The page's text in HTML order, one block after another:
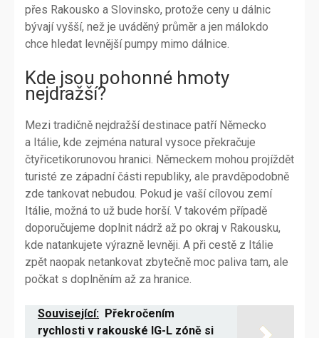
přes Rakousko a Slovinsko, protože ceny u dálnic
bývají vyšší, než je uváděný průměr a jen málokdo
chce hledat levnější pumpy mimo dálnice.
Kde jsou pohonné hmoty
nejdražší?
Mezi tradičně nejdražší destinace patří Německo
a Itálie, kde zejména natural vysoce překračuje
čtyřicetikorunovou hranici. Německem mohou projíždět
turisté ze západní části republiky, ale pravděpodobně
zde tankovat nebudou. Pokud je vaší cílovou zemí
Itálie, možná to už bude horší. V takovém případě
doporučujeme doplnit nádrž až po okraj v Rakousku,
kde natankujete výrazně levněji. A při cestě z Itálie
zpět naopak netankovat zbytečně moc paliva tam, ale
počkat s doplněním až za hranice.
Související: Překročením
rychlosti v rakouské IG-L zóně si